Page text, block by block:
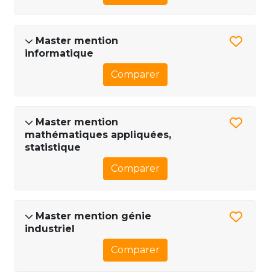
Master mention
informatique
Comparer
Master mention
mathématiques appliquées,
statistique
Comparer
Master mention génie
industriel
Comparer